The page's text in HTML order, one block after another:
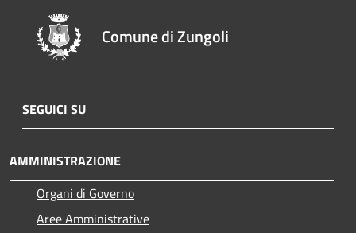
Comune di Zungoli
SEGUICI SU
AMMINISTRAZIONE
Organi di Governo
Aree Amministrative